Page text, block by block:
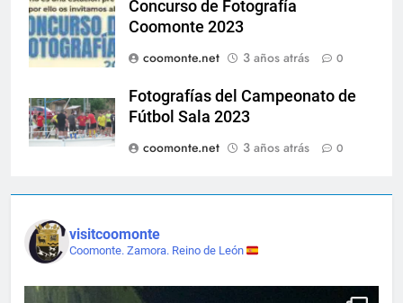
Concurso de Fotografía
Coomonte 2023
coomonte.net
3 años atrás 0
Fotografías del Campeonato de
Fútbol Sala 2023
coomonte.net
3 años atrás 0
visitcoomonte
Coomonte. Zamora. Reino de León